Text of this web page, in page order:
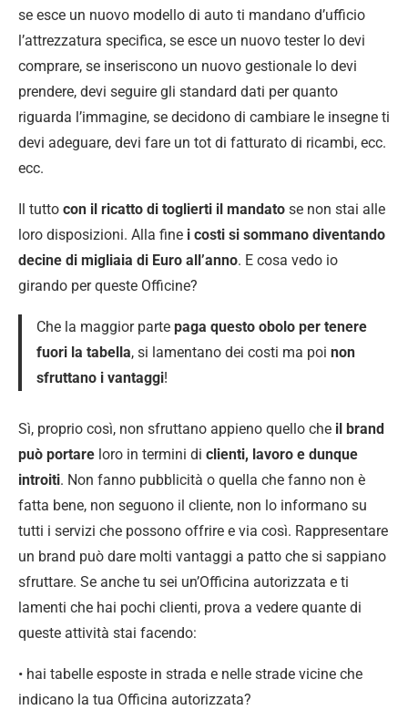
se esce un nuovo modello di auto ti mandano d’ufficio
l’attrezzatura specifica, se esce un nuovo tester lo devi
comprare, se inseriscono un nuovo gestionale lo devi
prendere, devi seguire gli standard dati per quanto
riguarda l’immagine, se decidono di cambiare le insegne ti
devi adeguare, devi fare un tot di fatturato di ricambi, ecc.
ecc.
Il tutto con il ricatto di toglierti il mandato se non stai alle
loro disposizioni. Alla fine i costi si sommano diventando
decine di migliaia di Euro all’anno. E cosa vedo io
girando per queste Officine?
Che la maggior parte paga questo obolo per tenere
fuori la tabella, si lamentano dei costi ma poi non
sfruttano i vantaggi!
Sì, proprio così, non sfruttano appieno quello che il brand
può portare loro in termini di clienti, lavoro e dunque
introiti. Non fanno pubblicità o quella che fanno non è
fatta bene, non seguono il cliente, non lo informano su
tutti i servizi che possono offrire e via così. Rappresentare
un brand può dare molti vantaggi a patto che si sappiano
sfruttare. Se anche tu sei un’Officina autorizzata e ti
lamenti che hai pochi clienti, prova a vedere quante di
queste attività stai facendo:
• hai tabelle esposte in strada e nelle strade vicine che
indicano la tua Officina autorizzata?